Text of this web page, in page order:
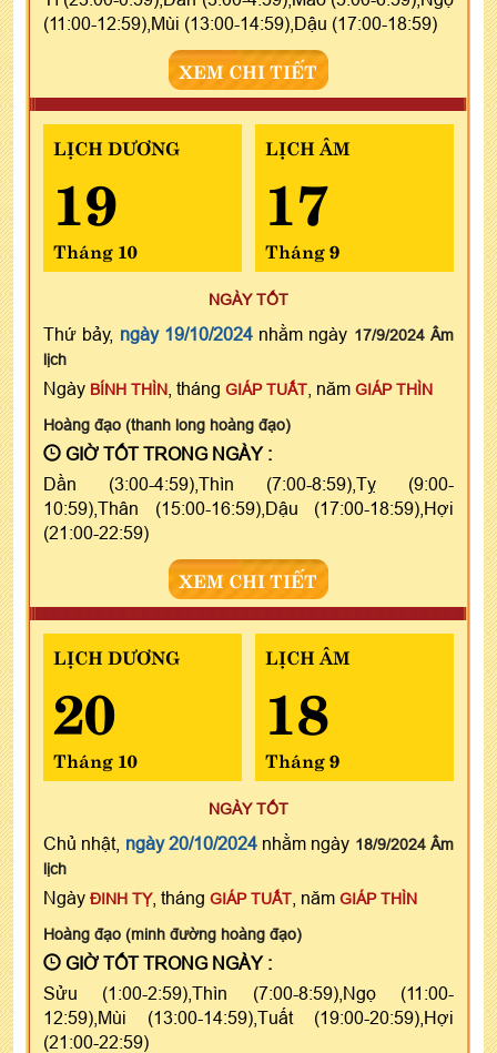
(11:00-12:59),Mùi (13:00-14:59),Dậu (17:00-18:59)
XEM CHI TIẾT
LỊCH DƯƠNG
19
Tháng 10
LỊCH ÂM
17
Tháng 9
NGÀY TỐT
Thứ bảy, ngày 19/10/2024nhằm ngày 17/9/2024 Âm
lịch
Ngày BÍNH THÌN , tháng GIÁP TUẤT , năm GIÁP THÌN
Hoàng đạo (thanh long hoàng đạo)
GIỜ TỐT TRONG NGÀY :
Dần (3:00-4:59),Thìn (7:00-8:59),Tỵ (9:00-
10:59),Thân (15:00-16:59),Dậu (17:00-18:59),Hợi
(21:00-22:59)
XEM CHI TIẾT
LỊCH DƯƠNG
20
Tháng 10
LỊCH ÂM
18
Tháng 9
NGÀY TỐT
Chủ nhật, ngày 20/10/2024nhằm ngày 18/9/2024 Âm
lịch
Ngày ĐINH TỴ, tháng GIÁP TUẤT , năm GIÁP THÌN
Hoàng đạo (minh đường hoàng đạo)
GIỜ TỐT TRONG NGÀY :
Sửu (1:00-2:59),Thìn (7:00-8:59),Ngọ (11:00-
12:59),Mùi (13:00-14:59),Tuất (19:00-20:59),Hợi
(21:00-22:59)